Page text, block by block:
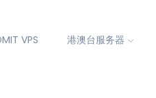
VPS 港澳台服务器